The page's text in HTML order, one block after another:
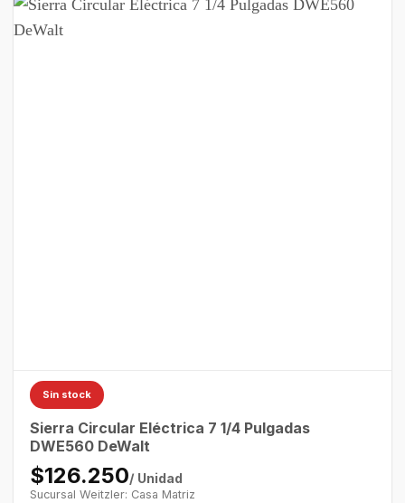
Sin stock
Sierra Circular Eléctrica 7 1/4 Pulgadas
DWE560 DeWalt
$126.250/ Unidad
Sucursal Weitzler: Casa Matriz